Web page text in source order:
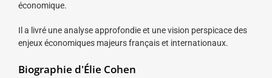
économique.
Il a livré une analyse approfondie et une vision perspicace des
enjeux économiques majeurs français et internationaux.
Biographie d'Élie Cohen